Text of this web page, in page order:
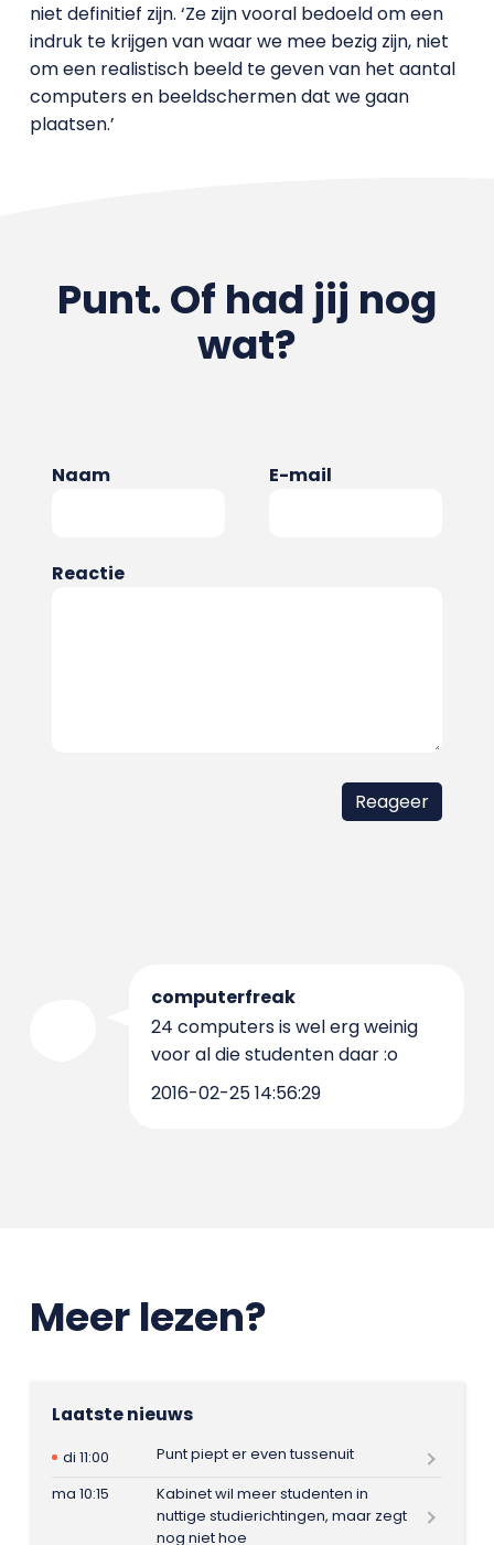
niet definitief zijn. ‘Ze zijn vooral bedoeld om een
indruk te krijgen van waar we mee bezig zijn, niet
om een realistisch beeld te geven van het aantal
computers en beeldschermen dat we gaan
plaatsen.’
Punt. Of had jij nog
wat?
Naam E-mail
Reactie
computerfreak
24 computers is wel erg weinig
voor al die studenten daar :o
2016-02-25 14:56:29
Meer lezen?
Laatste nieuws
di 11:00
Punt piept er even tussenuit
ma 10:15
Kabinet wil meer studenten in
nuttige studierichtingen, maar zegt
nog niet hoe